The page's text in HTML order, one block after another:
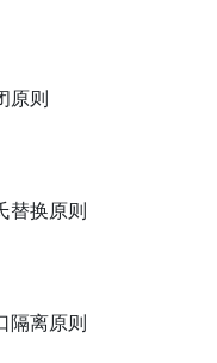
原则
替换原则
隔离原则